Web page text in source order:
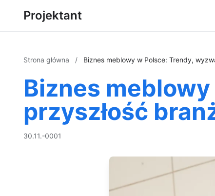
Projektant
Strona główna / Biznes meblowy w Polsce: Trendy,
Biznes
przyszłość
30.11.-0001